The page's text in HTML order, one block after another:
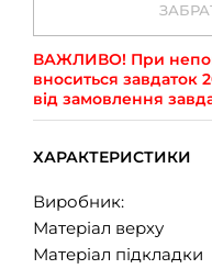
ВАЖЛИВО! При
вноситься завдаток
від замовлення
ХАРАКТЕРИСТИКИ
Виробник:
Матеріал верху
Матеріал підкладки